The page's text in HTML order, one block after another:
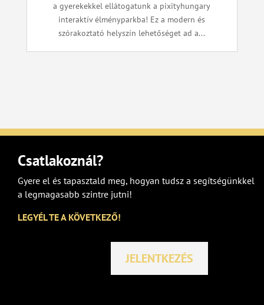
a gyerekekkel ellátogatunk a pixityhungary
interaktív élményparkba! Ez a modern és
szórakoztató helyszín lehetőséget ad a...
Csatlakoznál?
Gyere el és tapasztald meg, hogyan tudsz a segítségünkkel
a legmagasabb szintre jutni!
LEGYÉL TE A KÖVETKEZŐ!
JELENTKEZÉS